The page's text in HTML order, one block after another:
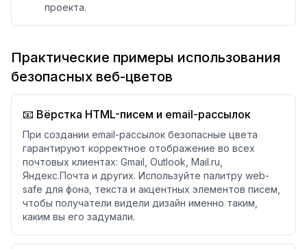
проекта.
Практические примеры использования
безопасных веб-цветов
📧 Вёрстка HTML-писем и email-рассылок
При создании email-рассылок безопасные цвета
гарантируют корректное отображение во всех
почтовых клиентах: Gmail, Outlook, Mail.ru,
Яндекс.Почта и других. Используйте палитру web-
safe для фона, текста и акцентных элементов писем,
чтобы получатели видели дизайн именно таким,
каким вы его задумали.